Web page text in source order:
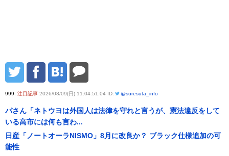
999: 注目記事 2026/08/09(日) 11:04:51.04 ID: @suresuta_info
パさん「ネトウヨは外国人は法律を守れと言うが、憲法違反をして
いる高市には何も言わ...
日産「ノートオーラNISMO」8月に改良か？ ブラック仕様追加の可
能性